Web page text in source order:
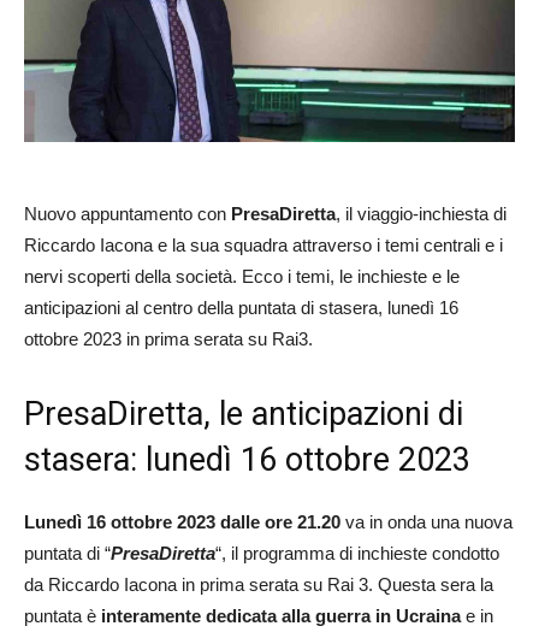
Nuovo appuntamento con PresaDiretta, il viaggio-inchiesta di
Riccardo Iacona e la sua squadra attraverso i temi centrali e i
nervi scoperti della società. Ecco i temi, le inchieste e le
anticipazioni al centro della puntata di stasera, lunedì 16
ottobre 2023 in prima serata su Rai3.
PresaDiretta, le anticipazioni di
stasera: lunedì 16 ottobre 2023
Lunedì 16 ottobre 2023 dalle ore 21.20 va in onda una nuova
puntata di “PresaDiretta“, il programma di inchieste condotto
da Riccardo Iacona in prima serata su Rai 3. Questa sera la
puntata è interamente dedicata alla guerra in Ucrainae in